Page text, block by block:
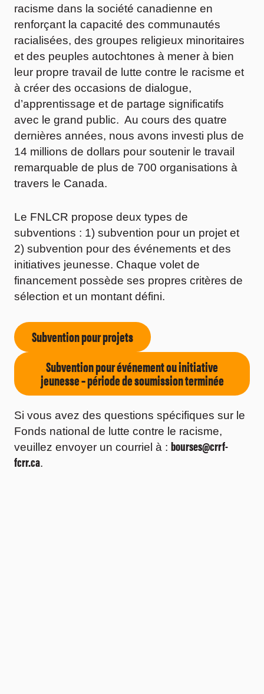
racisme dans la société canadienne en
renforçant la capacité des communautés
racialisées, des groupes religieux minoritaires
et des peuples autochtones à mener à bien
leur propre travail de lutte contre le racisme et
à créer des occasions de dialogue,
d’apprentissage et de partage significatifs
avec le grand public. Au cours des quatre
dernières années, nous avons investi plus de
14 millions de dollars pour soutenir le travail
remarquable de plus de 700 organisations à
travers le Canada.
Le FNLCR propose deux types de
subventions : 1) subvention pour un projet et
2) subvention pour des événements et des
initiatives jeunesse. Chaque volet de
financement possède ses propres critères de
sélection et un montant défini.
Subvention pour projets
Subvention pour événement ou initiative
jeunesse– période de soumission terminée
Si vous avez des questions spécifiques sur le
Fonds national de lutte contre le racisme,
veuillez envoyer un courriel à : bourses@crrf-
fcrr.ca.